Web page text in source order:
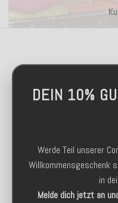
DEIN 10%
Werde Teil unserer
Willkommensgeschenk
in
Melde dich jetzt an